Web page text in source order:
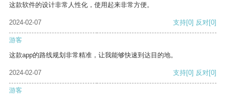
这款软件的设计非常人性化，使用起来非常方便。
2024-02-07 支持[0] 反对[0]
游客
这款app的路线规划非常精准，让我能够快速到达目的地。
2024-02-07 支持[0] 反对[0]
游客